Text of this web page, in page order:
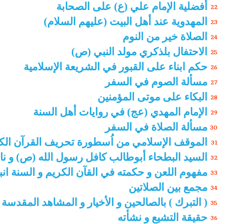
22 أفضلية الإمام علي (ع) على الصحابة
23 المهدوية عند أهل البيت (عليهم السلام)
24 الصلاة خير من النوم
25 الاحتفال بلذكري مولد النبي (ص)
26 حكم ابناء على القبور في الشريعة الإسلامية
27 مسألة الصوم في السفر
28 البكاء على موتى المؤمنين
29 الإمام المهدي (عج) في روايات أهل السنة
30 مسألة الصلاة في السفر
31 الموقف الإسلامي من اُسطورة تحريف القرآن
32 السيد البطحاء أبوطالب كافل رسول الله (ص) و
33 مفهوم اللعن و حكمته في القآن الكريم و السنة
34 مجمع بين الصلاتين
35 ( التبرك ) بالصالحين و الأخيار و المشاهد المقدسة
36 حقيقة التشيع و نشأته